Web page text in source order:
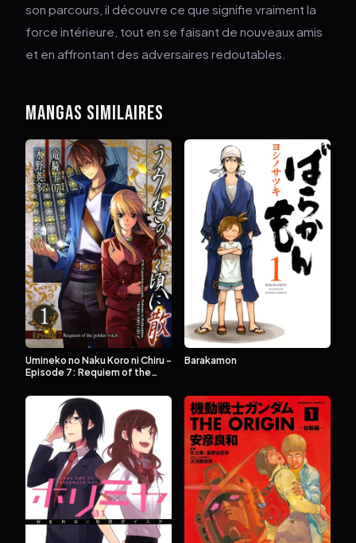
son parcours, il découvre ce que signifie vraiment la
force intérieure, tout en se faisant de nouveaux amis
et en affrontant des adversaires redoutables.
MANGAS SIMILAIRES
Umineko no Naku Koro ni Chiru -
Episode 7: Requiem of the
Barakamon